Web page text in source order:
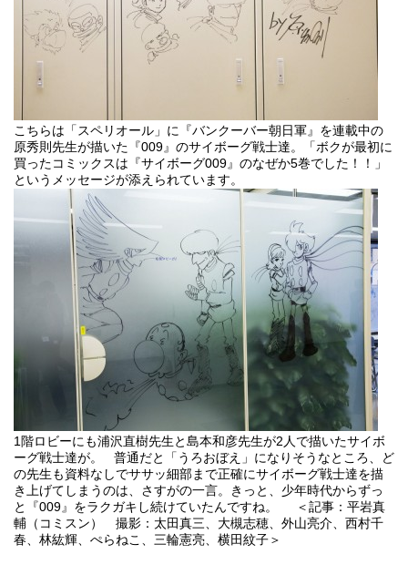
こちらは「スペリオール」に『バンクーバー朝日軍』を連載中の
原秀則先生が描いた『009』のサイボーグ戦士達。「ボクが最初に
買ったコミックスは『サイボーグ009』のなぜか5巻でした！！」
というメッセージが添えられています。
1階ロビーにも浦沢直樹先生と島本和彦先生が2人で描いたサイボ
ーグ戦士達が。 普通だと「うろおぼえ」になりそうなところ、ど
の先生も資料なしでササッ細部まで正確にサイボーグ戦士達を描
き上げてしまうのは、さすがの一言。きっと、少年時代からずっ
と『009』をラクガキし続けていたんですね。 ＜記事：平岩真
輔（コミスン） 撮影：太田真三、大槻志穂、外山亮介、西村千
春、林紘輝、ぺらねこ、三輪憲亮、横田紋子＞